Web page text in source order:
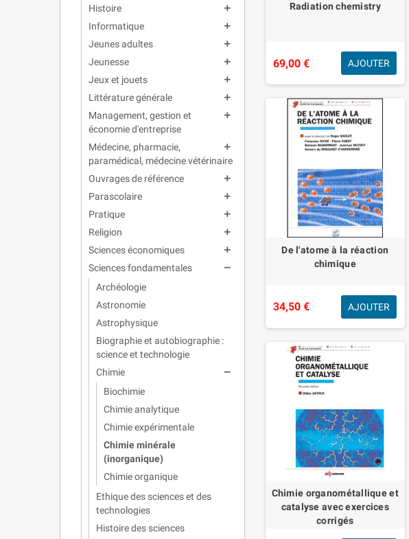
Histoire add
Informatique add
Jeunes adultes add
Jeunesse add
Jeux et jouets add
Littérature générale add
Management, gestion et
économie d'entreprise
add
Médecine, pharmacie,
paramédical, médecine vétérinaire
add
Ouvrages de référence add
Parascolaire add
Pratique add
Religion add
Sciences économiques add
Sciences fondamentales remove
Archéologie
Astronomie
Astrophysique
Biographie et autobiographie :
science et technologie
Chimie
remove
Biochimie
Chimie analytique
Chimie expérimentale
Chimie minérale
(inorganique)
Chimie organique
Ethique des sciences et des
technologies
Histoire des sciences
Radiation chemistry
69,00 € AJOUTER
De l'atome à la réaction
chimique
34,50 € AJOUTER
Chimie organométallique et
catalyse avec exercices
corrigés